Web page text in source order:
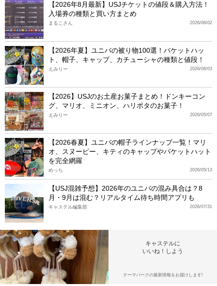
【2026年8月最新】USJチケットの値段＆購入方法！
入場券の種類と買い方まとめ
2026/08/02
まるこさん
【2026年夏】ユニバの被り物100選！バケットハッ
ト、帽子、キャップ、カチューシャの種類と値段！
2026/08/03
えみりー
【2026】USJのお土産お菓子まとめ！ドンキーコン
グ、マリオ、ミニオン、ハリポタのお菓子！
2026/05/07
えみりー
【2026春夏】ユニバの帽子ラインナップ一覧！マリ
オ、スヌーピー、キティのキャップやバケットハット
を完全網羅
2026/05/13
めっち
【USJ混雑予想】2026年のユニバの混み具合は？8
月・9月は混む？リアルタイム待ち時間アプリも
2026/07/31
キャステル編集部
キャステルに
いいね！しよう
テーマパークの最新情報をお届けします!